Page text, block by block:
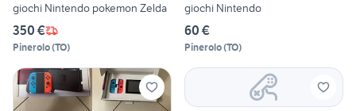
giochi Nintendo pokemon Zelda
350 €
Pinerolo(TO)
giochi Nintendo
60 €
Pinerolo(TO)